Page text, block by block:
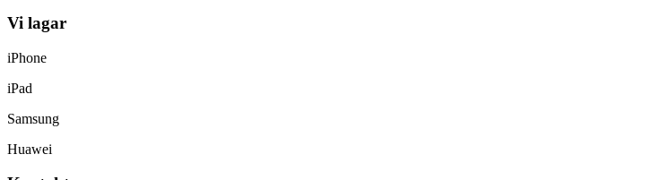
Vi lagar
iPhone
iPad
Samsung
Huawei